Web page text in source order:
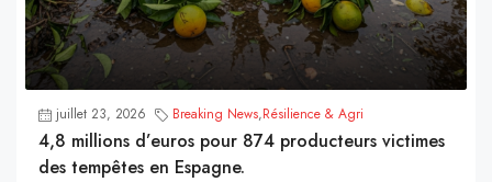
juillet 23, 2026 Breaking News,Résilience & Agri
4,8 millions d’euros pour 874 producteurs victimes
des tempêtes en Espagne.